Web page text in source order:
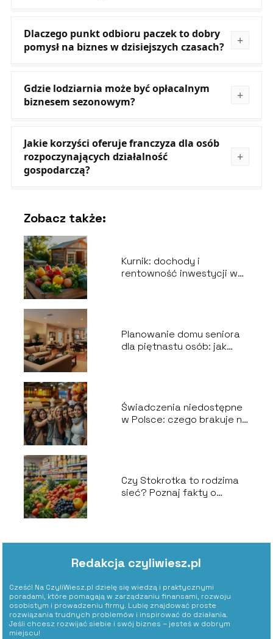
Dlaczego punkt odbioru paczek to dobry
pomysł na biznes w dzisiejszych czasach?
Gdzie lodziarnia może być opłacalnym
biznesem sezonowym?
Jakie korzyści oferuje franczyza dla osób
rozpoczynających działalność
gospodarczą?
Zobacz także:
Kurnik: dochody i
rentowność inwestycji w
Planowanie domu seniora
dla piętnastu osób: jak
Świadczenia niedostępne
w Polsce: czego brakuje na
Czy Stokrotka to rodzima
sieć? Poznaj fakty o
Redakcja czyliwiesz.pl
Cześć! Na CzyliWiesz.pl dzielę się wiedzą i praktycznymi
poradami, które pomagają w zarządzaniu finansami, rozwoju
osobistym i prowadzeniu firmy. Lubię znajdować proste
rozwiązania trudnych problemów i inspirować do działania.
Jeśli chcesz rozwijać siebie i swój biznes – jesteś w dobrym
miejscu!